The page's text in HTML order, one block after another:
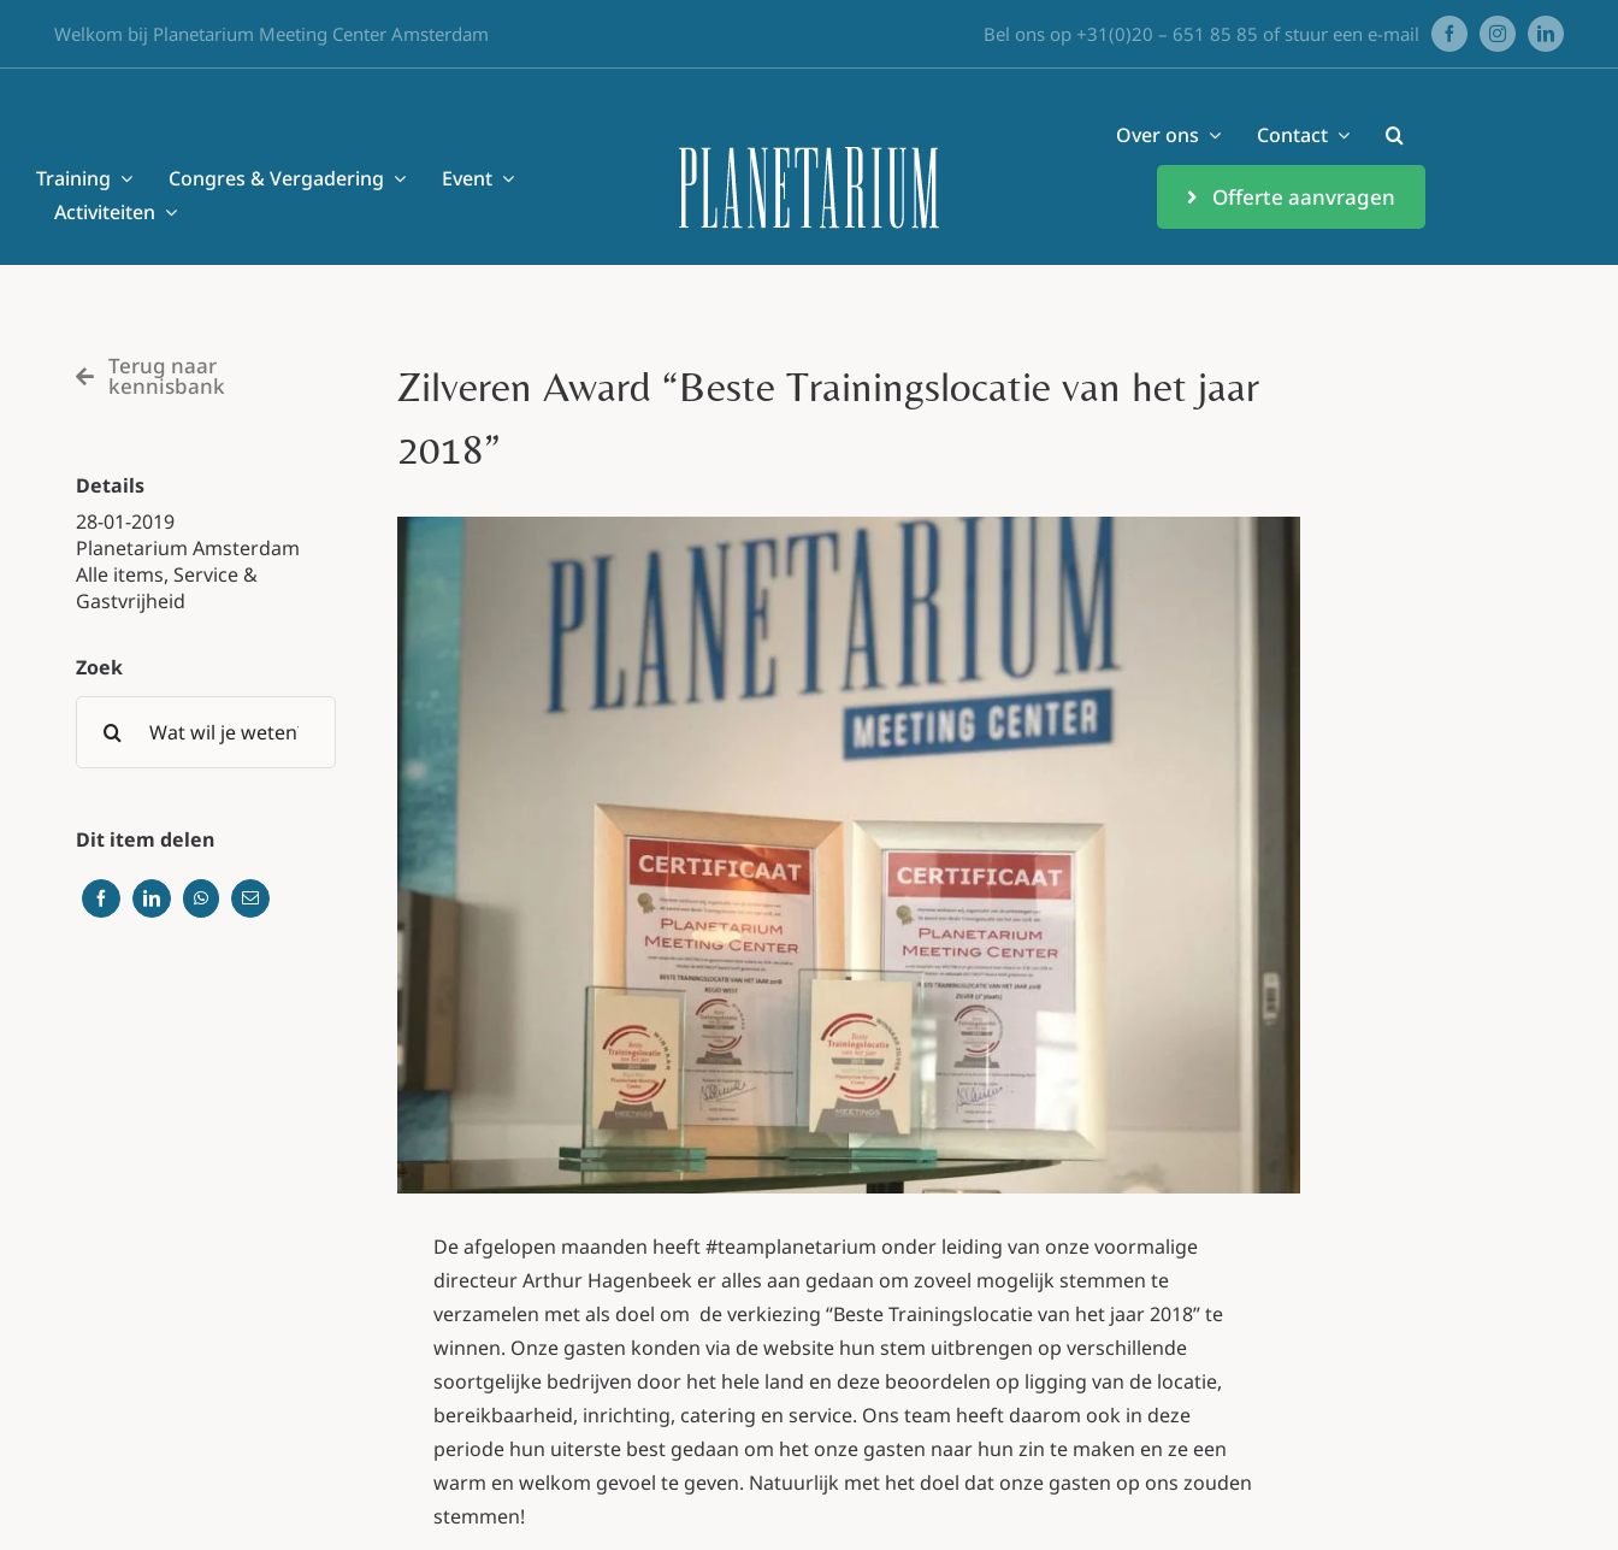
Welkom bij Planetarium Meeting Center Amsterdam Bel ons op +31(0)20 – 651 85 85 of stuur een e-mail
Training Congres & Vergadering
Event
Activiteiten
Over ons Contact
Offerte aanvragen
Terug naar
kennisbank
Details
28-01-2019
Planetarium Amsterdam
Alle items,Service &
Gastvrijheid
Zoek
for:
Dit item delen
Zilveren Award “Beste Trainingslocatie van het jaar
2018”
De afgelopen maanden heeft #teamplanetarium onder leiding van onze voormalige
directeur Arthur Hagenbeek er alles aan gedaan om zoveel mogelijk stemmen te
verzamelen met als doel om de verkiezing “Beste Trainingslocatie van het jaar 2018” te
winnen. Onze gasten konden via de website hun stem uitbrengen op verschillende
soortgelijke bedrijven door het hele land en deze beoordelen op ligging van de locatie,
bereikbaarheid, inrichting, catering en service. Ons team heeft daarom ook in deze
periode hun uiterste best gedaan om het onze gasten naar hun zin te maken en ze een
warm en welkom gevoel te geven. Natuurlijk met het doel dat onze gasten op ons zouden
stemmen!